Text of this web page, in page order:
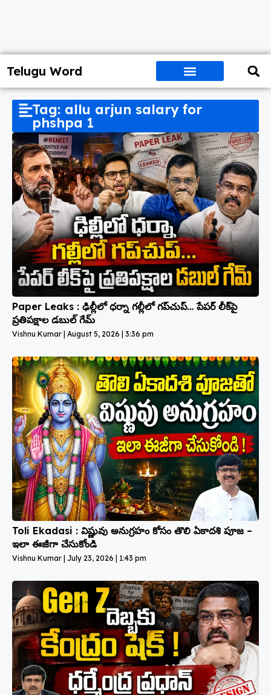
Telugu Word
Tag: allu arjun salary for
phshpa 1
Paper Leaks : ఢిల్లీలో ధర్నా గల్లీలో గప్‌చుప్… పేపర్ లీక్‌పై
ప్రతిపక్షాల డబుల్ గేమ్
Vishnu Kumar August 5, 2026 3:36 pm
Toli Ekadasi : విష్ణువు అనుగ్రహం కోసం తొలి ఏకాదశి పూజ –
ఇలా ఈజీగా చేసుకోండి
Vishnu Kumar July 23, 2026 1:43 pm